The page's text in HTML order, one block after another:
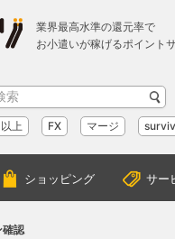
業界最高水準の還元率で
お小遣いが稼げるポイント
上 FX マージ
ショッピング サー
確認